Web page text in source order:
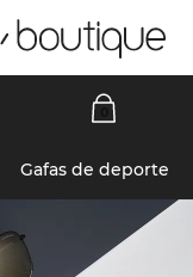
Gafas de deporte